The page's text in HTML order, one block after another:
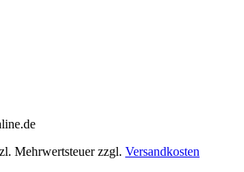
Mehrwertsteuer zzgl. Versandkosten